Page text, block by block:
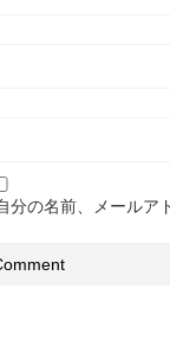
分の名前、メールア